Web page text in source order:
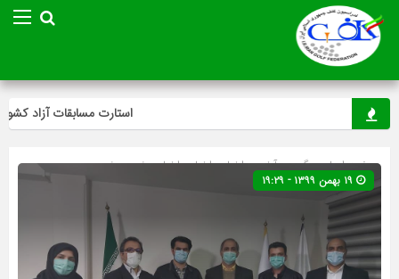
استارت مسابقات آزاد
صفحه اصلی» گروه »آخرین اخبار»اخبار»اخبار ویژه»ویژه